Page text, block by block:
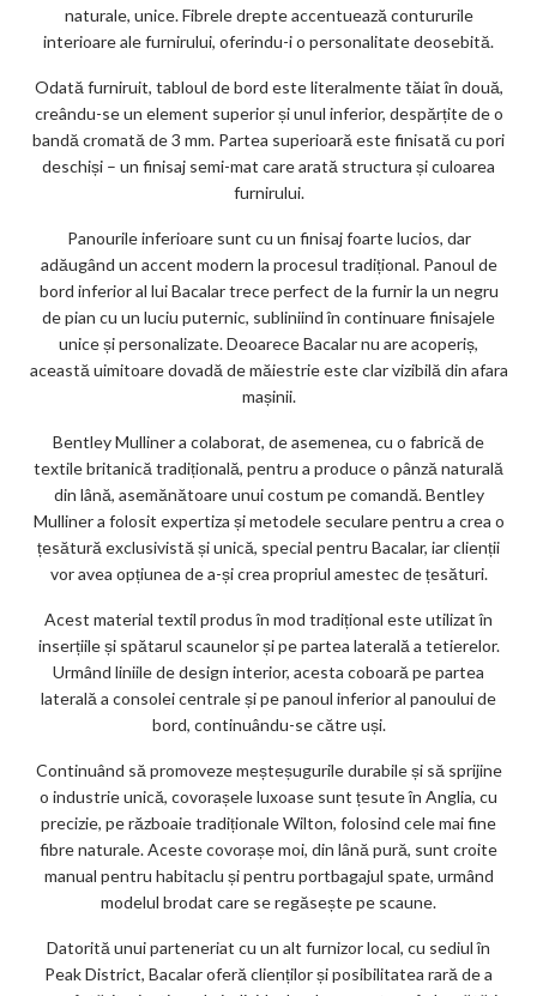
naturale, unice. Fibrele drepte accentuează contururile
interioare ale furnirului, oferindu-i o personalitate deosebită.
Odată furniruit, tabloul de bord este literalmente tăiat în două,
creându-se un element superior și unul inferior, despărțite de o
bandă cromată de 3 mm. Partea superioară este finisată cu pori
deschiși – un finisaj semi-mat care arată structura și culoarea
furnirului.
Panourile inferioare sunt cu un finisaj foarte lucios, dar
adăugând un accent modern la procesul tradițional. Panoul de
bord inferior al lui Bacalar trece perfect de la furnir la un negru
de pian cu un luciu puternic, subliniind în continuare finisajele
unice și personalizate. Deoarece Bacalar nu are acoperiș,
această uimitoare dovadă de măiestrie este clar vizibilă din afara
mașinii.
Bentley Mulliner a colaborat, de asemenea, cu o fabrică de
textile britanică tradițională, pentru a produce o pânză naturală
din lână, asemănătoare unui costum pe comandă. Bentley
Mulliner a folosit expertiza și metodele seculare pentru a crea o
țesătură exclusivistă și unică, special pentru Bacalar, iar clienții
vor avea opțiunea de a-și crea propriul amestec de țesături.
Acest material textil produs în mod tradițional este utilizat în
inserțiile și spătarul scaunelor și pe partea laterală a tetierelor.
Urmând liniile de design interior, acesta coboară pe partea
laterală a consolei centrale și pe panoul inferior al panoului de
bord, continuându-se către uși.
Continuând să promoveze meșteșugurile durabile și să sprijine
o industrie unică, covorașele luxoase sunt țesute în Anglia, cu
precizie, pe războaie tradiționale Wilton, folosind cele mai fine
fibre naturale. Aceste covorașe moi, din lână pură, sunt croite
manual pentru habitaclu și pentru portbagajul spate, urmând
modelul brodat care se regăsește pe scaune.
Datorită unui parteneriat cu un alt furnizor local, cu sediul în
Peak District, Bacalar oferă clienților și posibilitatea rară de a